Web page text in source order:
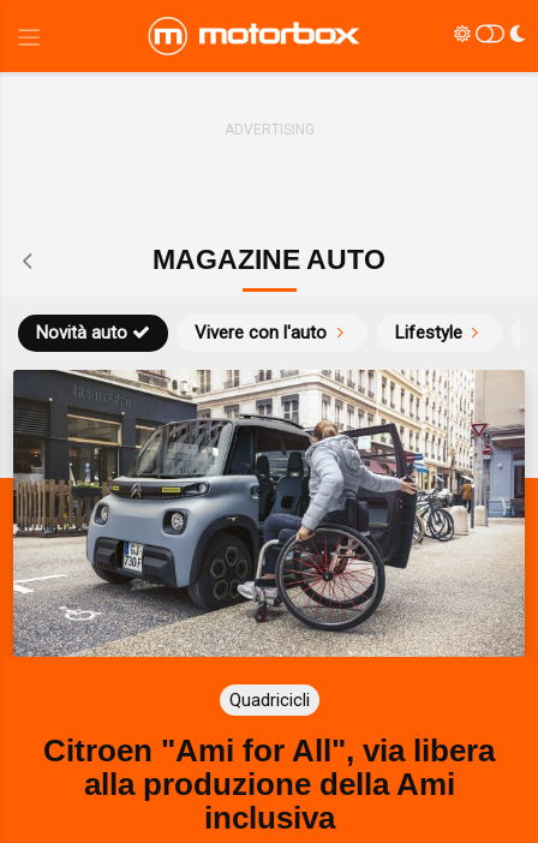
MAGAZINE AUTO
Novità auto Vivere con l'auto Lifestyle
Quadricicli
Citroen "Ami for All", via libera
alla produzione della Ami
inclusiva